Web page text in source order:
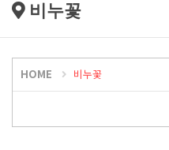
비누꽃
HOME 비누꽃